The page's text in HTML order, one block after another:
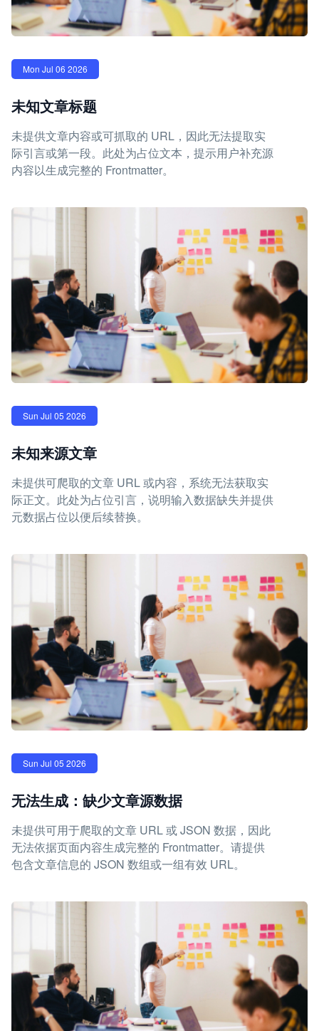
Mon Jul 06 2026
未知文章标题
未提供文章内容或可抓取的 URL，因此无法提取实
际引言或第一段。此处为占位文本，提示用户补充源
内容以生成完整的 Frontmatter。
Sun Jul 05 2026
未知来源文章
未提供可爬取的文章 URL 或内容，系统无法获取实
际正文。此处为占位引言，说明输入数据缺失并提供
元数据占位以便后续替换。
Sun Jul 05 2026
无法生成：缺少文章源数据
未提供可用于爬取的文章 URL 或 JSON 数据，因此
无法依据页面内容生成完整的 Frontmatter。请提供
包含文章信息的 JSON 数组或一组有效 URL。